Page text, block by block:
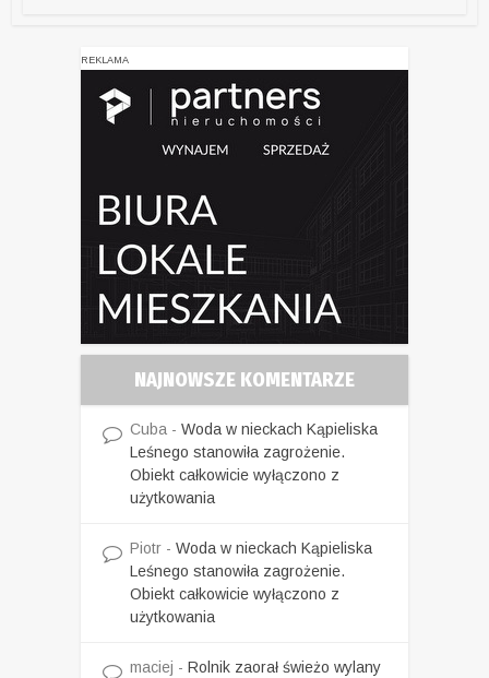
REKLAMA
NAJNOWSZE KOMENTARZE
Cuba - Woda w nieckach Kąpieliska
Leśnego stanowiła zagrożenie.
Obiekt całkowicie wyłączono z
użytkowania
Piotr - Woda w nieckach Kąpieliska
Leśnego stanowiła zagrożenie.
Obiekt całkowicie wyłączono z
użytkowania
maciej - Rolnik zaorał świeżo wylany